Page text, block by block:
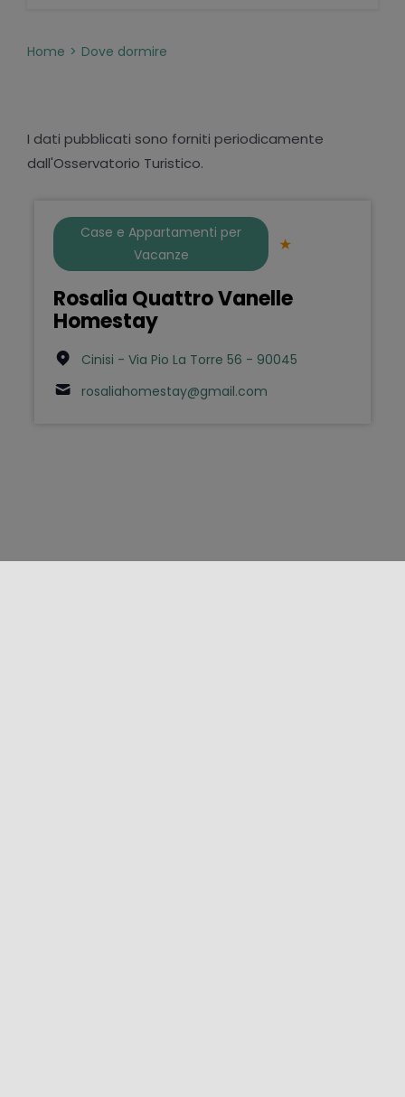
Home Dove dormire
I dati pubblicati sono forniti periodicamente
dall'Osservatorio Turistico.
Case e Appartamenti per
Vacanze
Rosalia Quattro Vanelle
Homestay
Cinisi - Via Pio La Torre 56 - 90045
rosaliahomestay@gmail.com